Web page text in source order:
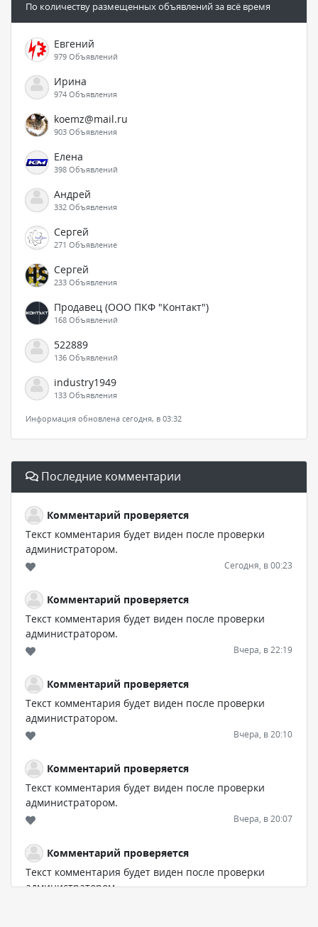
По количеству размещенных объявлений за всё время
Евгений
979 Объявлений
Ирина
974 Объявления
koemz@mail.ru
903 Объявления
Елена
398 Объявлений
Андрей
332 Объявления
Сергей
271 Объявление
Сергей
233 Объявления
Продавец (ООО ПКФ "Контакт")
168 Объявлений
522889
136 Объявлений
industry1949
133 Объявления
Информация обновлена сегодня, в 03:32
Последние комментарии
Комментарий проверяется
Текст комментария будет виден после проверки
администратором.
Сегодня, в 00:23
Комментарий проверяется
Текст комментария будет виден после проверки
администратором.
Вчера, в 22:19
Комментарий проверяется
Текст комментария будет виден после проверки
администратором.
Вчера, в 20:10
Комментарий проверяется
Текст комментария будет виден после проверки
администратором.
Вчера, в 20:07
Комментарий проверяется
Текст комментария будет виден после проверки
администратором.